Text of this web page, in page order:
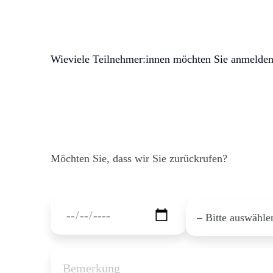
Wieviele Teilnehmer:innen möchten Sie
Möchten Sie, dass wir Sie zurückrufen?